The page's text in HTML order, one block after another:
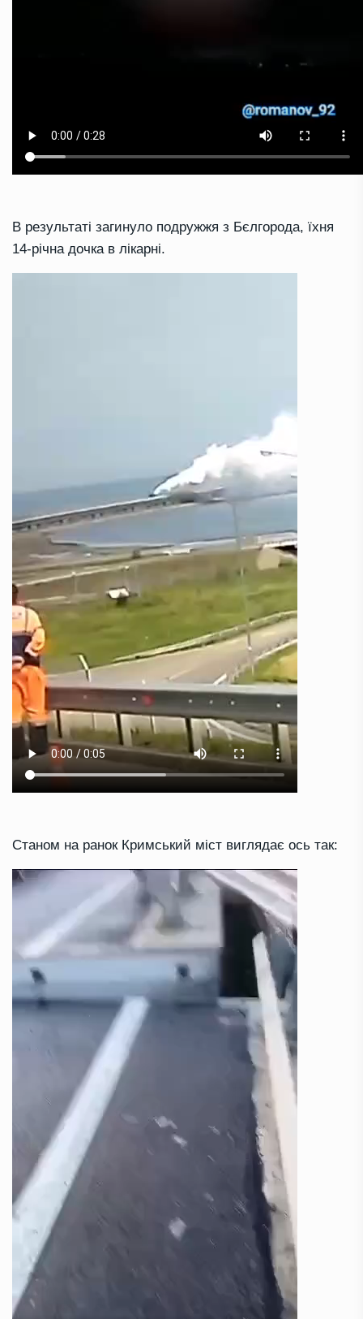
В результаті загинуло подружжя з Бєлгорода, їхня
14-річна дочка в лікарні.
Станом на ранок Кримський міст виглядає ось так: